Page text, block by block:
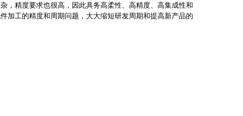
精度要求也很高，因此具务高柔性、高精度、高集成性和
加工的精度和周期问题，大大缩短研发周期和提高新产品的